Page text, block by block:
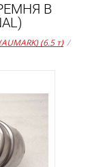
В
(6.5 т) /